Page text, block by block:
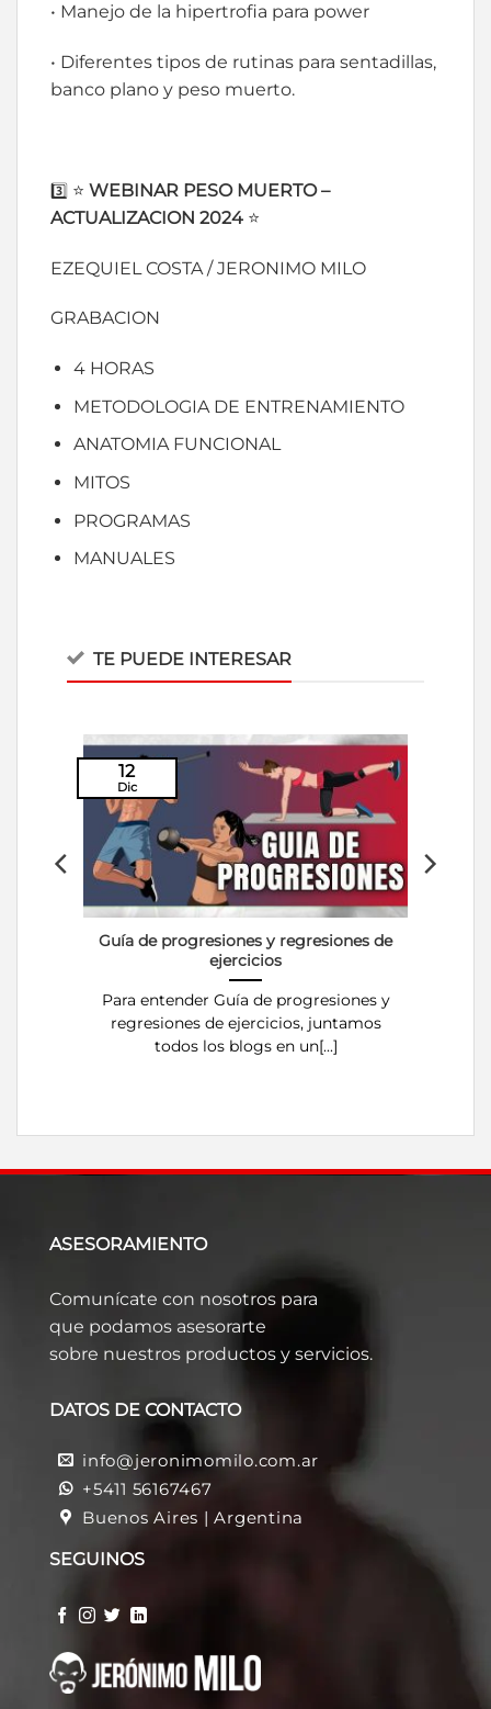
• Manejo de la hipertrofia para power
• Diferentes tipos de rutinas para sentadillas,
banco plano y peso muerto.
3️⃣ ⭐ WEBINAR PESO MUERTO –
ACTUALIZACION 2024 ⭐
EZEQUIEL COSTA / JERONIMO MILO
GRABACION
4 HORAS
METODOLOGIA DE ENTRENAMIENTO
ANATOMIA FUNCIONAL
MITOS
PROGRAMAS
MANUALES
TE PUEDE INTERESAR
Guía de progresiones y regresiones de
ejercicios
Para entender Guía de progresiones y
regresiones de ejercicios, juntamos
todos los blogs en un[...]
12
Dic
ASESORAMIENTO
Comunícate con nosotros para
que podamos asesorarte
sobre nuestros productos y servicios.
DATOS DE CONTACTO
info@jeronimomilo.com.ar
+5411 56167467
Buenos Aires | Argentina
SEGUINOS